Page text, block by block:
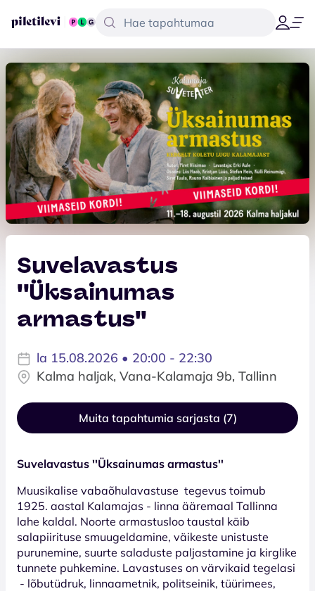
Suvelavastus
''Üksainumas
armastus''
la 15.08.2026 • 20:00 - 22:30
Kalma haljak, Vana-Kalamaja 9b, Tallinn
Muita tapahtumia sarjasta (7)
Suvelavastus ''Üksainumas armastus''
Muusikalise vabaõhulavastuse tegevus toimub
1925. aastal Kalamajas - linna ääremaal Tallinna
lahe kaldal. Noorte armastusloo taustal käib
salapiirituse smuugeldamine, väikeste unistuste
purunemine, suurte saladuste paljastamine ja kirglike
tunnete puhkemine. Lavastuses on värvikaid tegelasi
- lõbutüdruk, linnaametnik, politseinik, tüürimees,